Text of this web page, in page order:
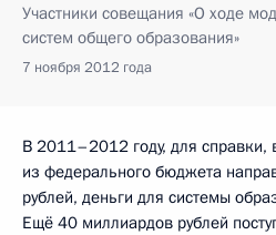
Участники совещания «О ходе
систем общего образования»
7 ноября 2012 года
В 2011–2012 году, для справки,
из федерального бюджета
рублей, деньги для системы
Ещё 40 миллиардов рублей